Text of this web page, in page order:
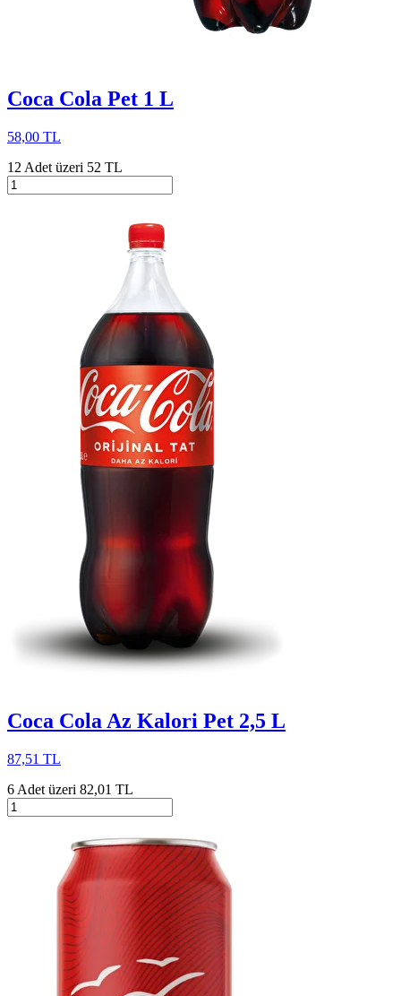
Coca Cola Pet 1 L
58,00 TL
12 Adet üzeri 52 TL
Coca Cola Az Kalori Pet 2,5 L
87,51 TL
6 Adet üzeri 82,01 TL